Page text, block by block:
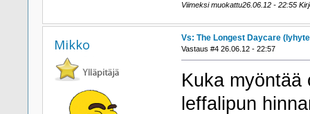
Viimeksi muokattu26.06.12 - 22:55
Mikko Vs: The Longest Daycare
Vastaus #4 26.06.12 - 22:57
Kuka myöntää
leffalipun